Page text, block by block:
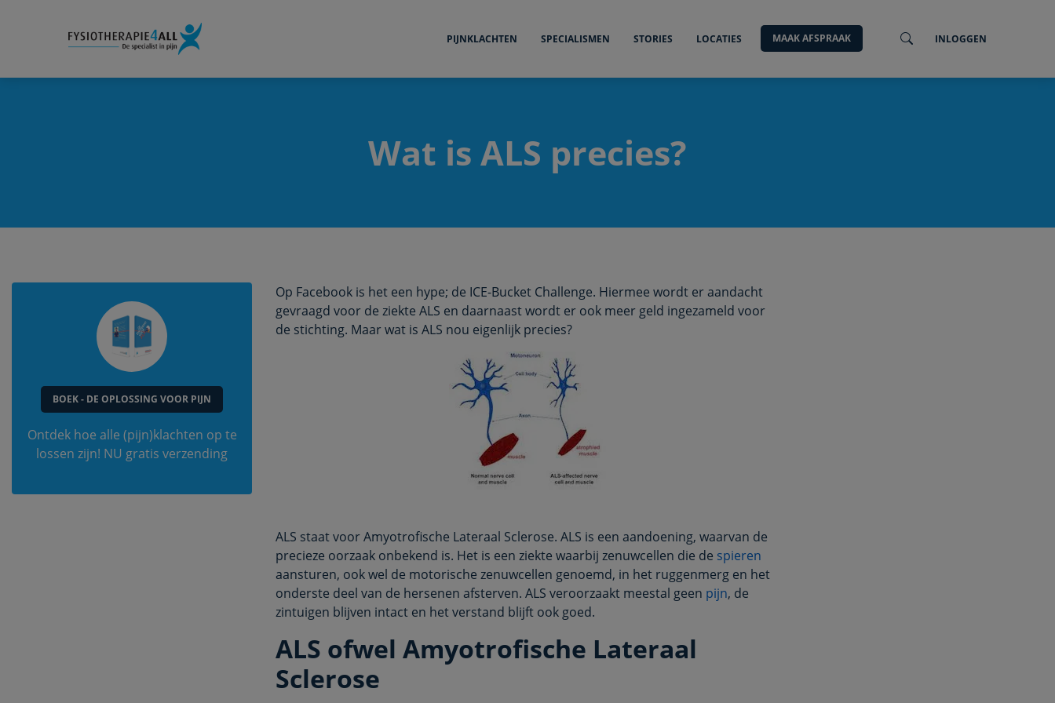
PIJNKLACHTEN SPECIALISMEN STORIES LOCATIES MAAK AFSPRAAK INLOGGEN
Wat is ALS precies?
BOEK - DE OPLOSSING VOOR PIJN
Ontdek hoe alle (pijn)klachten op te
lossen zijn! NU gratis verzending
Op Facebook is het een hype; de ICE-Bucket Challenge. Hiermee wordt er aandacht
gevraagd voor de ziekte ALS en daarnaast wordt er ook meer geld ingezameld voor
de stichting. Maar wat is ALS nou eigenlijk precies?
ALS staat voor Amyotrofische Lateraal Sclerose. ALS is een aandoening, waarvan de
precieze oorzaak onbekend is. Het is een ziekte waarbij zenuwcellen die de spieren
aansturen, ook wel de motorische zenuwcellen genoemd, in het ruggenmerg en het
onderste deel van de hersenen afsterven. ALS veroorzaakt meestal geen pijn, de
zintuigen blijven intact en het verstand blijft ook goed.
ALS ofwel Amyotrofische Lateraal
Sclerose